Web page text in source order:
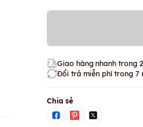
Giao hàng nhanh trong
Đổi trả miễn phí trong 7
Chia sẻ